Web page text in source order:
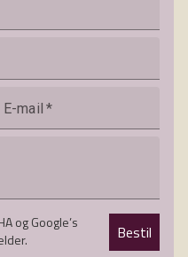
E-mail *
og Google’s
Bestil